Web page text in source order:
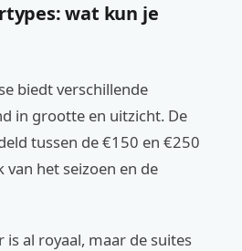
wat kun je
biedt verschillende
in grootte en uitzicht. De
tussen de €150 en €250
het seizoen en de
is al royaal, maar de suites